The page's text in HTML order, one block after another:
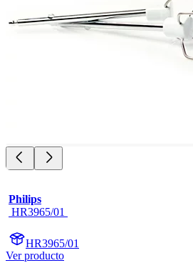
Philips
HR3965/01
HR3965/01
Ver producto